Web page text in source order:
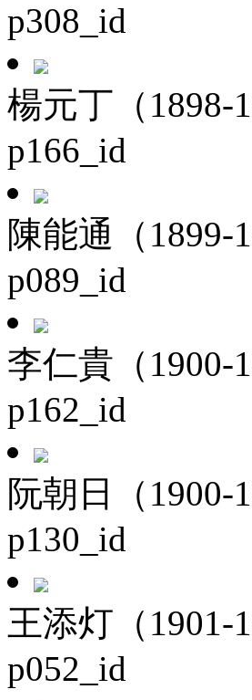
p308_id
楊元丁（1898-
p166_id
陳能通（1899-
p089_id
李仁貴（1900-
p162_id
阮朝日（1900-
p130_id
王添灯（1901-
p052_id